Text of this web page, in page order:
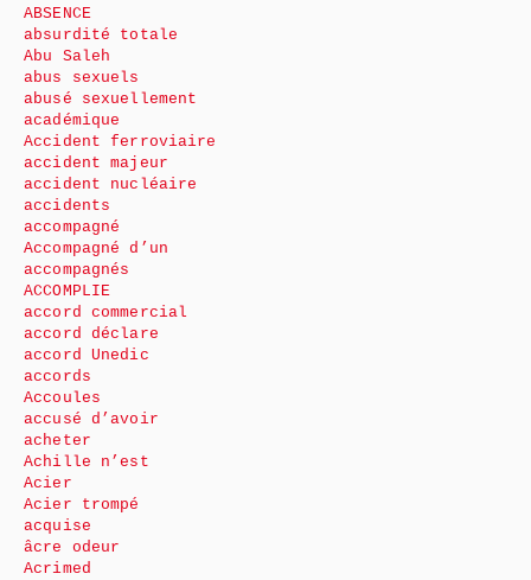
ABSENCE
absurdité totale
Abu Saleh
abus sexuels
abusé sexuellement
académique
Accident ferroviaire
accident majeur
accident nucléaire
accidents
accompagné
Accompagné d’un
accompagnés
ACCOMPLIE
accord commercial
accord déclare
accord Unedic
accords
Accoules
accusé d’avoir
acheter
Achille n’est
Acier
Acier trompé
acquise
âcre odeur
Acrimed